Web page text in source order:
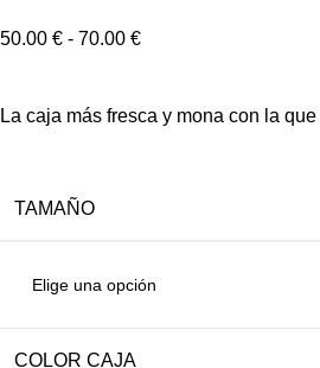
50.00 € - 70.00 €
La caja más fresca y mona con la
TAMAÑO
COLOR CAJA